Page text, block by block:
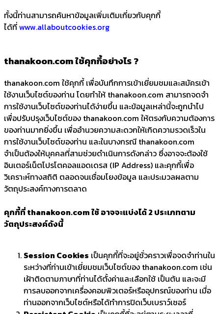
ทั้งนี้ท่านสามารถค้นหาข้อมูลเพิ่มเติมเกี่ยวกับคุกกี้
ได้ที่www.allaboutcookies.org
thanakoon.com ใช้คุกกี้อย่างไร ?
thanakoon.com ใช้คุกกี้ เพื่อบันทึกการเข้าเยี่ยมชมและสมัครเข้า
ใช้งานเว็บไซต์ของท่าน โดยทำให้ thanakoon.com สามารถจดจำ
การใช้งานเว็บไซต์ของท่านได้ง่ายขึ้น และข้อมูลเหล่านี้จะถูกนำไป
เพื่อปรับปรุงเว็บไซต์ของ thanakoon.com ให้ตรงกับความต้องการ
ของท่านมากยิ่งขึ้น เพื่ออำนวยความสะดวกให้เกิดความรวดเร็วใน
การใช้งานเว็บไซต์ของท่าน และในบางกรณี thanakoon.com
จำเป็นต้องให้บุคคลที่สามช่วยดำเนินการดังกล่าว ซึ่งอาจจะต้องใช้
อินเตอร์เน็ตโปรโตคอลแอดเดรส (IP Address) และคุกกี้เพื่อ
วิเคราะห์ทางสถิติ ตลอดจนเชื่อมโยงข้อมูล และประมวลผลตาม
วัตถุประสงค์ทางการตลาด
คุกกี้ที่ thanakoon.com ใช้ อาจจะแบ่งได้ 2 ประเภทตาม
วัตถุประสงค์ดังนี้
Session Cookies เป็นคุกกี้ที่จะอยู่ชั่วคราวเพื่อจดจำท่านใน
ระหว่างที่ท่านเข้าเยี่ยมชมเว็บไซต์ของ thanakoon.com เช่น
เฝ้าติดตามภาษาที่ท่านได้ตั้งค่าและเลือกใช้ เป็นต้น และจะมี
การลบออกจากเครื่องคอมพิวเตอร์หรืออุปกรณ์ของท่าน เมื่อ
ท่านออกจากเว็บไซต์หรือได้ทำการปิดเว็บเบราว์เซอร์